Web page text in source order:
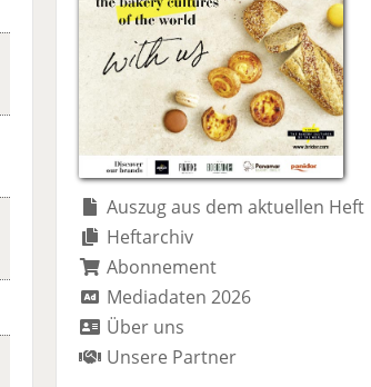
Auszug aus dem aktuellen Heft
Heftarchiv
Abonnement
Mediadaten 2026
Über uns
Unsere Partner